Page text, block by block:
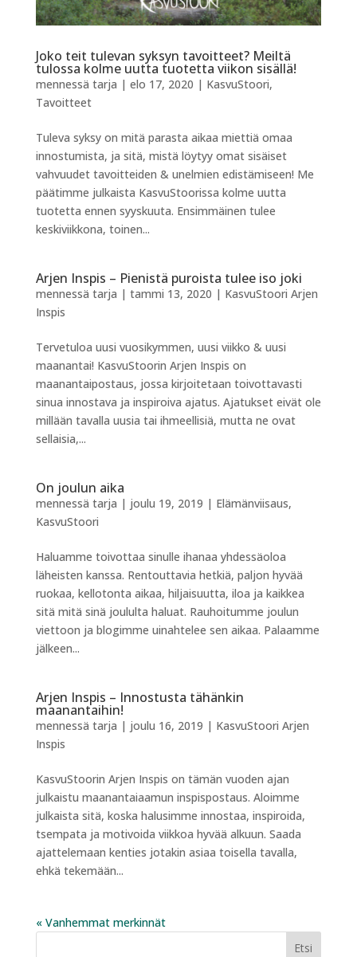
Joko teit tulevan syksyn tavoitteet? Meiltä
tulossa kolme uutta tuotetta viikon sisällä!
mennessä tarja | elo 17, 2020 | KasvuStoori,
Tavoitteet
Tuleva syksy on mitä parasta aikaa miettiä omaa
innostumista, ja sitä, mistä löytyy omat sisäiset
vahvuudet tavoitteiden & unelmien edistämiseen! Me
päätimme julkaista KasvuStoorissa kolme uutta
tuotetta ennen syyskuuta. Ensimmäinen tulee
keskiviikkona, toinen...
Arjen Inspis – Pienistä puroista tulee iso joki
mennessä tarja | tammi 13, 2020 | KasvuStoori Arjen
Inspis
Tervetuloa uusi vuosikymmen, uusi viikko & uusi
maanantai! KasvuStoorin Arjen Inspis on
maanantaipostaus, jossa kirjoitetaan toivottavasti
sinua innostava ja inspiroiva ajatus. Ajatukset eivät ole
millään tavalla uusia tai ihmeellisiä, mutta ne ovat
sellaisia,...
On joulun aika
mennessä tarja | joulu 19, 2019 | Elämänviisaus,
KasvuStoori
Haluamme toivottaa sinulle ihanaa yhdessäoloa
läheisten kanssa. Rentouttavia hetkiä, paljon hyvää
ruokaa, kellotonta aikaa, hiljaisuutta, iloa ja kaikkea
sitä mitä sinä joululta haluat. Rauhoitumme joulun
viettoon ja blogimme uinahtelee sen aikaa. Palaamme
jälkeen...
Arjen Inspis – Innostusta tähänkin
maanantaihin!
mennessä tarja | joulu 16, 2019 | KasvuStoori Arjen
Inspis
KasvuStoorin Arjen Inspis on tämän vuoden ajan
julkaistu maanantaiaamun inspispostaus. Aloimme
julkaista sitä, koska halusimme innostaa, inspiroida,
tsempata ja motivoida viikkoa hyvää alkuun. Saada
ajattelemaan kenties jotakin asiaa toisella tavalla,
ehkä tekemään...
« Vanhemmat merkinnät
Etsi